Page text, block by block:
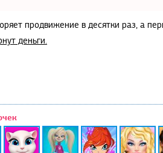
продвижение в десятки раз, а
деньги.